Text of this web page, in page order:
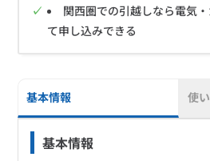
関西圏での引越しなら電気
て申し込みできる
基本情報 使
基本情報